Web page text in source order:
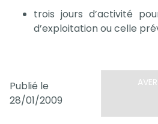
trois jours d’activité
d’exploitation ou celle
Publié le
28/01/2009